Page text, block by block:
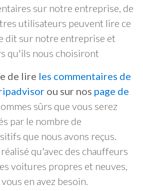
sur notre entreprise, de
utilisateurs peuvent lire ce
dit sur notre entreprise et
qu'ils nous choisiront
de lire les commentaires de
ou sur nos page de
sûrs que vous serez
par le nombre de
que nous avons reçus.
qu'avec des chauffeurs
voitures propres et neuves,
en avez besoin.